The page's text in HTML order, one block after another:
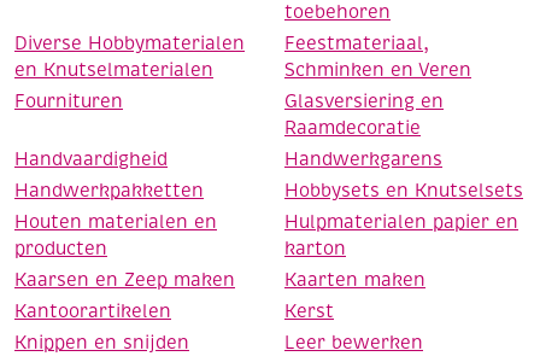
toebehoren
Diverse Hobbymaterialen
en Knutselmaterialen
Feestmateriaal,
Schminken en Veren
Fournituren
Glasversiering en
Raamdecoratie
Handvaardigheid
Handwerkgarens
Handwerkpakketten
Hobbysets en Knutselsets
Houten materialen en
producten
Hulpmaterialen papier en
karton
Kaarsen en Zeep maken
Kaarten maken
Kantoorartikelen
Kerst
Knippen en snijden
Leer bewerken